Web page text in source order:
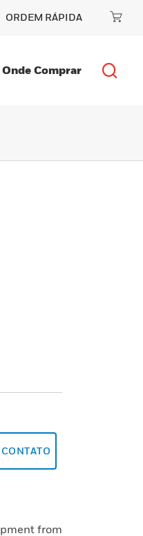
ORDEM RÁPIDA
Onde Comprar
from